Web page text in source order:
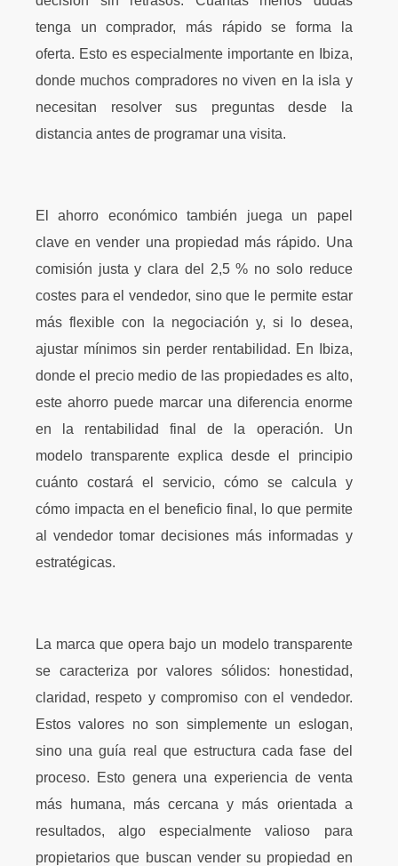
tenga un comprador, más rápido se forma la
oferta. Esto es especialmente importante en Ibiza,
donde muchos compradores no viven en la isla y
necesitan resolver sus preguntas desde la
distancia antes de programar una visita.
El ahorro económico también juega un papel
clave en vender una propiedad más rápido. Una
comisión justa y clara del 2,5 % no solo reduce
costes para el vendedor, sino que le permite estar
más flexible con la negociación y, si lo desea,
ajustar mínimos sin perder rentabilidad. En Ibiza,
donde el precio medio de las propiedades es alto,
este ahorro puede marcar una diferencia enorme
en la rentabilidad final de la operación. Un
modelo transparente explica desde el principio
cuánto costará el servicio, cómo se calcula y
cómo impacta en el beneficio final, lo que permite
al vendedor tomar decisiones más informadas y
estratégicas.
La marca que opera bajo un modelo transparente
se caracteriza por valores sólidos: honestidad,
claridad, respeto y compromiso con el vendedor.
Estos valores no son simplemente un eslogan,
sino una guía real que estructura cada fase del
proceso. Esto genera una experiencia de venta
más humana, más cercana y más orientada a
resultados, algo especialmente valioso para
propietarios que buscan vender su propiedad en